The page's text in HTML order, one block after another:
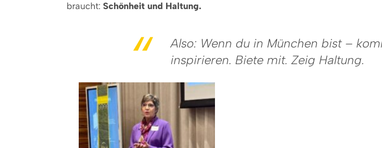
braucht: Schönheit und Haltung.
Also: Wenn du in München bist –
inspirieren. Biete mit. Zeig Haltung.